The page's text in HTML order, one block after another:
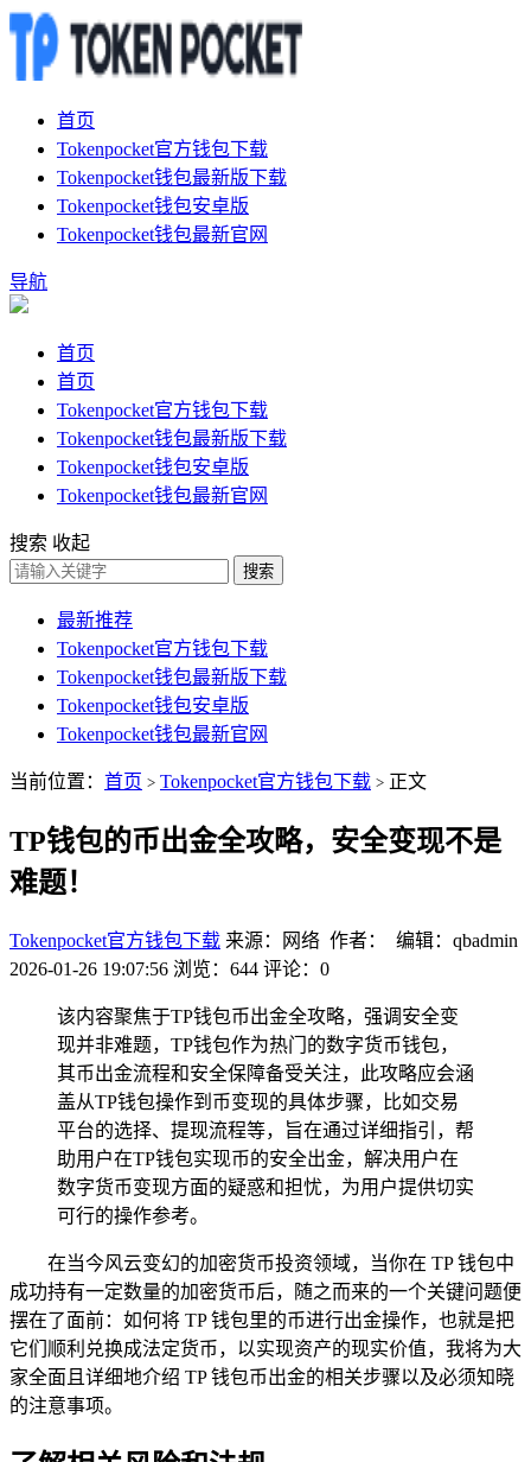
首页
Tokenpocket官方钱包下载
Tokenpocket钱包最新版下载
Tokenpocket钱包安卓版
Tokenpocket钱包最新官网
导航
首页
首页
Tokenpocket官方钱包下载
Tokenpocket钱包最新版下载
Tokenpocket钱包安卓版
Tokenpocket钱包最新官网
搜索 收起
搜索
最新推荐
Tokenpocket官方钱包下载
Tokenpocket钱包最新版下载
Tokenpocket钱包安卓版
Tokenpocket钱包最新官网
当前位置： 首页 > Tokenpocket官方钱包下载 > 正文
TP钱包的币出金全攻略，安全变现不是
难题！
Tokenpocket官方钱包下载 来源：网络 作者： 编辑：qbadmin
2026-01-26 19:07:56 浏览：644 评论：0
该内容聚焦于TP钱包币出金全攻略，强调安全变
现并非难题，TP钱包作为热门的数字货币钱包，
其币出金流程和安全保障备受关注，此攻略应会涵
盖从TP钱包操作到币变现的具体步骤，比如交易
平台的选择、提现流程等，旨在通过详细指引，帮
助用户在TP钱包实现币的安全出金，解决用户在
数字货币变现方面的疑惑和担忧，为用户提供切实
可行的操作参考。
在当今风云变幻的加密货币投资领域，当你在 TP 钱包中
成功持有一定数量的加密货币后，随之而来的一个关键问题便
摆在了面前：如何将 TP 钱包里的币进行出金操作，也就是把
它们顺利兑换成法定货币，以实现资产的现实价值，我将为大
家全面且详细地介绍 TP 钱包币出金的相关步骤以及必须知晓
的注意事项。